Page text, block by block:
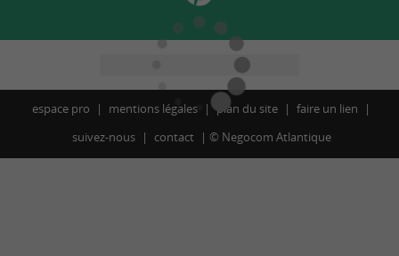
espace pro mentions légales plan du site
faire un lien
suivez-nous
contact © Negocom Atlantique